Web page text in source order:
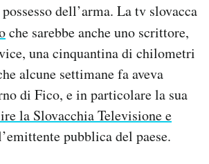
dell’arma. La tv slovacca
che sarebbe anche uno scrittore,
una cinquantina di chilometri
alcune settimane fa aveva
di Fico, e in particolare la sua
la Slovacchia Televisione e
pubblica del paese.